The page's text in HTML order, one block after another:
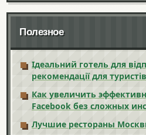
Полезное
Ідеальний готель для
рекомендації для туристів
Как увеличить
Facebook без сложных
Лучшие рестораны